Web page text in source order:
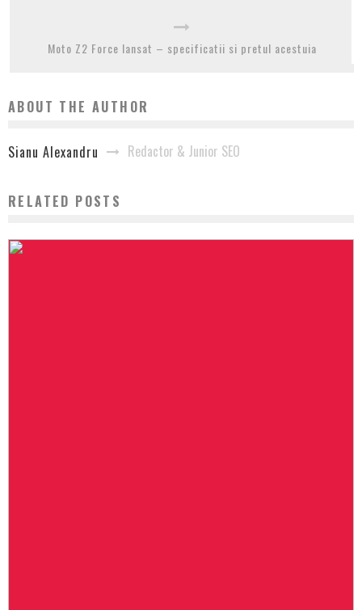
Moto Z2 Force lansat – specificatii si pretul acestuia
ABOUT THE AUTHOR
Sianu Alexandru Redactor & Junior SEO
RELATED POSTS